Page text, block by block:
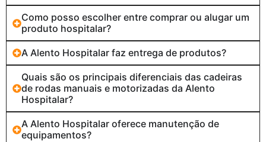
Como posso escolher entre comprar ou alugar um
produto hospitalar?
A Alento Hospitalar faz entrega de produtos?
Quais são os principais diferenciais das cadeiras
de rodas manuais e motorizadas da Alento
Hospitalar?
A Alento Hospitalar oferece manutenção de
equipamentos?